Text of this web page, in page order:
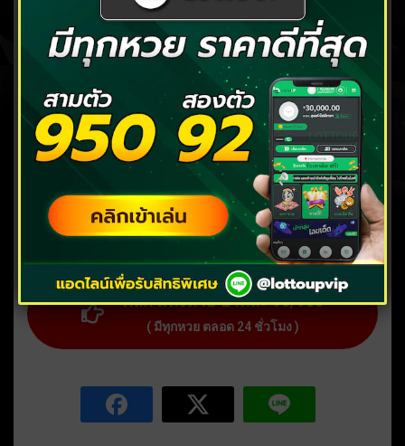
ขันธ์ 5 มารู้จักวิธีการแต่งขันธ์ เพิ่มความสิริ
มงคลให้ชีวิต
สถิติหวยออก 1 มิถุนายน หาเลขเด็ดพาถูก
รางวัลได้ที่นี่
เลขเด็ดเจ๊สมศรี คืออะไร? มาทำความรู้จัก
พร้อมรับเลขลุ้นโชค
สถิติหวยออก 16 พฤษภาคม มาดูสถิติ พร้อม
ฝันว่ารถชน ฝันว่ารถคว่ำ มีความหมายว่า
อย่างไร พร้อมเลขเด็ดงวดนี้
คลิก แทงหวย บาทละ 90/900
( มีทุกหวย ตลอด 24 ชั่วโมง )